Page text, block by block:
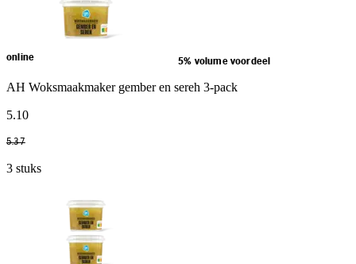
online 5% volume voordeel
AH Woksmaakmaker gember en sereh 3-pack
5.10
5.37
3 stuks